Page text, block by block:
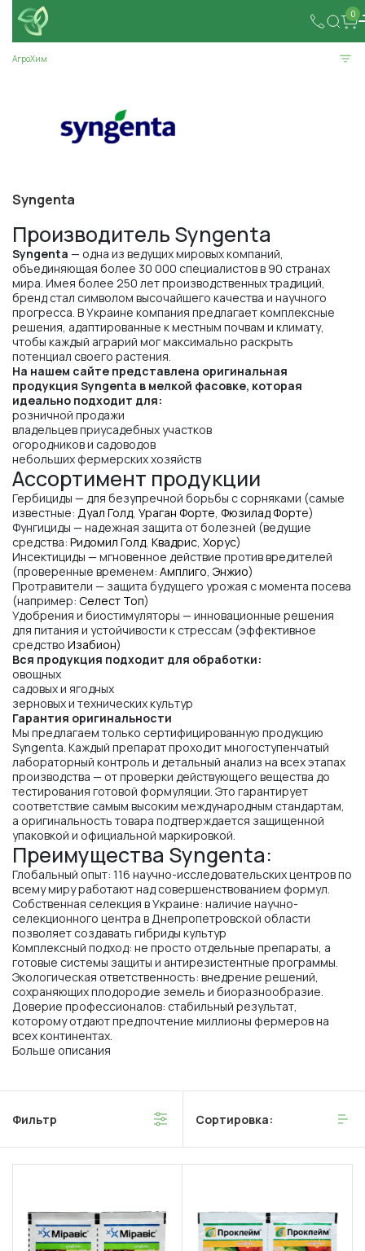
0
АгроХим
Syngenta
Производитель Syngenta
Syngenta — одна из ведущих мировых компаний,
объединяющая более 30 000 специалистов в 90 странах
мира. Имея более 250 лет производственных традиций,
бренд стал символом высочайшего качества и научного
прогресса. В Украине компания предлагает комплексные
решения, адаптированные к местным почвам и климату,
чтобы каждый аграрий мог максимально раскрыть
потенциал своего растения.
На нашем сайте представлена оригинальная
продукция Syngenta в мелкой фасовке, которая
идеально подходит для:
розничной продажи
владельцев приусадебных участков
огородников и садоводов
небольших фермерских хозяйств
Ассортимент продукции
Гербициды — для безупречной борьбы с сорняками (самые
известные: Дуал Голд, Ураган Форте, Фюзилад Форте)
Фунгициды — надежная защита от болезней (ведущие
средства: Ридомил Голд, Квадрис, Хорус)
Инсектициды — мгновенное действие против вредителей
(проверенные временем: Амплиго, Энжио)
Протравители — защита будущего урожая с момента посева
(например: Селест Топ)
Удобрения и биостимуляторы — инновационные решения
для питания и устойчивости к стрессам (эффективное
средство Изабион)
Вся продукция подходит для обработки:
овощных
садовых и ягодных
зерновых и технических культур
Гарантия оригинальности
Мы предлагаем только сертифицированную продукцию
Syngenta. Каждый препарат проходит многоступенчатый
лабораторный контроль и детальный анализ на всех этапах
производства — от проверки действующего вещества до
тестирования готовой формуляции. Это гарантирует
соответствие самым высоким международным стандартам,
а оригинальность товара подтверждается защищенной
упаковкой и официальной маркировкой.
Преимущества Syngenta:
Глобальный опыт: 116 научно-исследовательских центров по
всему миру работают над совершенствованием формул.
Собственная селекция в Украине: наличие научно-
селекционного центра в Днепропетровской области
позволяет создавать гибриды культур
Комплексный подход: не просто отдельные препараты, а
готовые системы защиты и антирезистентные программы.
Экологическая ответственность: внедрение решений,
сохраняющих плодородие земель и биоразнообразие.
Доверие профессионалов: стабильный результат,
которому отдают предпочтение миллионы фермеров на
всех континентах.
Больше описания
Фильтр Сортировка: